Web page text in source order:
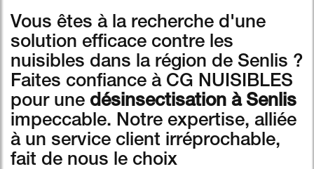
Vous êtes à la recherche d'une
solution efficace contre les
nuisibles dans la région de Senlis ?
Faites confiance à CG NUISIBLES
pour une désinsectisation à Senlis
impeccable. Notre expertise, alliée
à un service client irréprochable,
fait de nous le choix